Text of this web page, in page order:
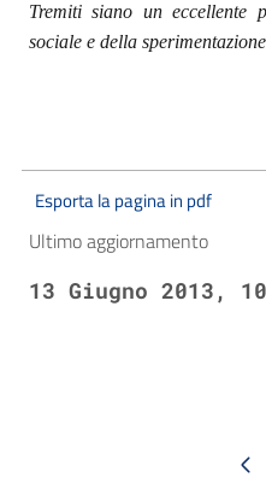
Tremiti siano un eccellente
sociale e della
Esporta la pagina in pdf
Ultimo aggiornamento
13 Giugno 2013,
Pagina